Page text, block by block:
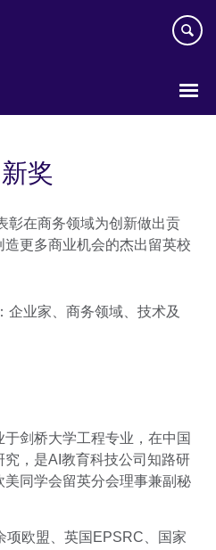
奖
彰在商务领域为创新做出贡
更多商业机会的杰出留英校
企业家、商务领域、技术及
于剑桥大学工程专业，在中国
，是AI教育科技公司知路研
同学会留英分会理事兼副秘
项欧盟、英国EPSRC、国家